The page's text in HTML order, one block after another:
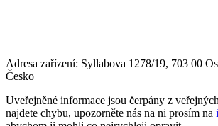
Adresa zařízení: Syllabova 1278/19, 703 00
Česko
Uveřejněné informace jsou čerpány z
najdete chybu, upozorněte nás na ni prosím na